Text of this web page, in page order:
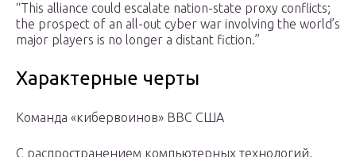
“This alliance could escalate nation-state proxy conflicts;
the prospect of an all-out cyber war involving the world’s
major players is no longer a distant fiction.”
Характерные черты
Команда «кибервоинов» ВВС США
С распространением компьютерных технологий,